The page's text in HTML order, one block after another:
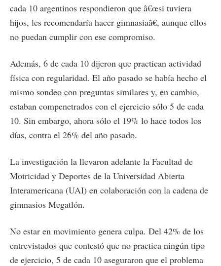
cada 10 argentinos respondieron que â€œsi tuviera
hijos, les recomendaría hacer gimnasiaâ€, aunque ellos
no puedan cumplir con ese compromiso.
Además, 6 de cada 10 dijeron que practican actividad
física con regularidad. El año pasado se había hecho el
mismo sondeo con preguntas similares y, en cambio,
estaban compenetrados con el ejercicio sólo 5 de cada
10. Sin embargo, ahora sólo el 19% lo hace todos los
días, contra el 26% del año pasado.
La investigación la llevaron adelante la Facultad de
Motricidad y Deportes de la Universidad Abierta
Interamericana (UAI) en colaboración con la cadena de
gimnasios Megatlón.
No estar en movimiento genera culpa. Del 42% de los
entrevistados que contestó que no practica ningún tipo
de ejercicio, 5 de cada 10 aseguraron que el problema